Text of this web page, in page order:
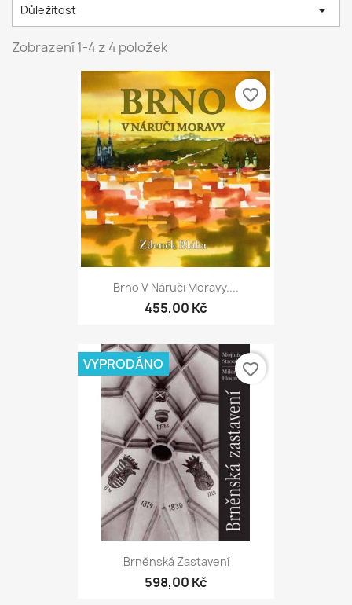
Důležitost 
Zobrazení 1-4 z 4 položek
Brno V Náruči Moravy....
455,00 Kč
favorite_border
Brněnská Zastavení
598,00 Kč
VYPRODÁNO favorite_border